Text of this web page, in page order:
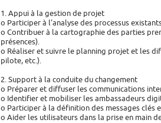
1. Appui à la gestion de projet
o Participer à l'analyse des processus
o Contribuer à la cartographie des parties
présences).
o Réaliser et suivre le planning projet et les
pilote, etc.).
2. Support à la conduite du changement
o Préparer et diffuser les communications
o Identifier et mobiliser les ambassadeurs
o Participer à la définition des messages
o Aider les utilisateurs dans la prise en main